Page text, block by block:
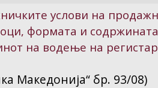
услови на
формата и
на водење на
Македонија“ бр. 93/08)